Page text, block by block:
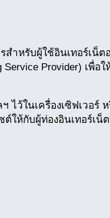
สำหรับผู้ใช้อินเทอร์เน็ต
Provider) เพื่อใ
ว้ในเครื่องเซิฟเวอร์ ห
ต์ให้กับผู้ท่องอินเทอร์เน็